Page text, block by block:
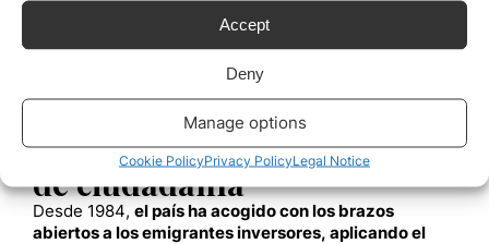
Accept
Deny
Manage options
Cookie PolicyPrivacy PolicyLegal Notice
Nieves y San Cristóbal. El inglés es el idioma oficial y
comercial. La Commonwealth británica, el CARICOM, la
Organización de Estados Americanos y otras
organizaciones internacionales son miembros de la
St. Kitts & Nevis programa
de ciudadanía
Desde 1984, el país ha acogido con los brazos
abiertos a los emigrantes inversores, aplicando el